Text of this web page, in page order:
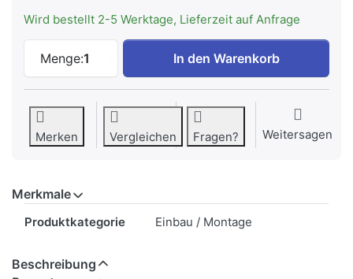
Wird bestellt 2-5 Werktage, Lieferzeit auf Anfrage
Menge:1
MIELE GFV 55/63,5-7 | Geschirrspüler
In den Warenkorb
Merken Vergleichen Fragen? Weitersagen
Merkmale
Produktkategorie Einbau / Montage
Beschreibung